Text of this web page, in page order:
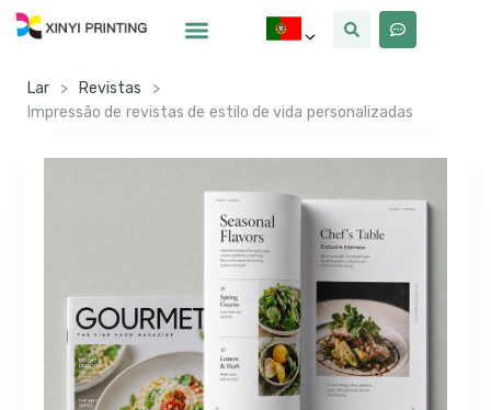
Lar > Revistas
>
Impressão de revistas de estilo de vida personalizadas